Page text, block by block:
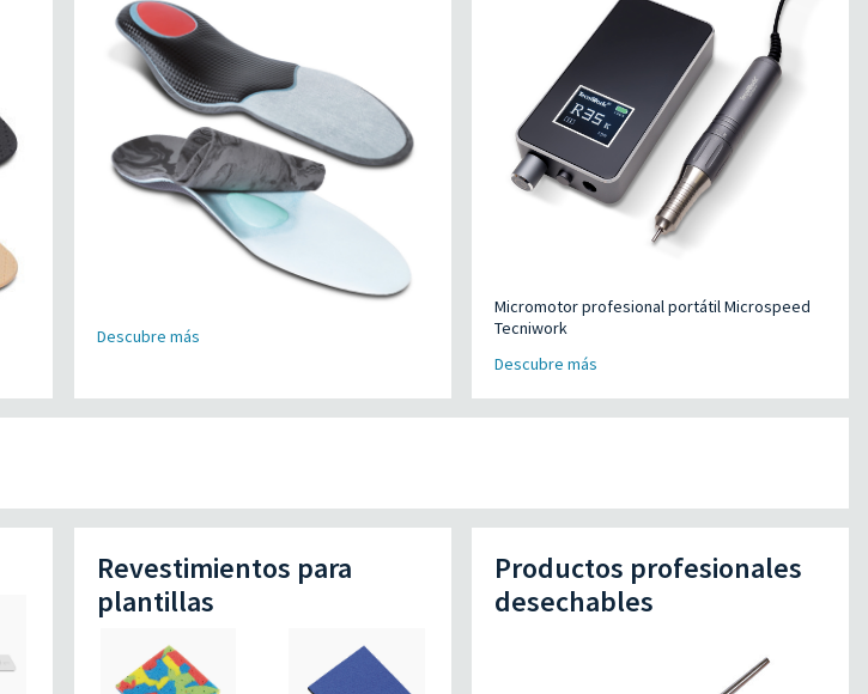
Descubre más
Micromotor profesional portátil Microspeed
Tecniwork
Descubre más
Revestimientos para
plantillas
Productos profesionales
desechables